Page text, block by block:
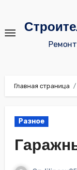
содержимому
Главная страница
Разное